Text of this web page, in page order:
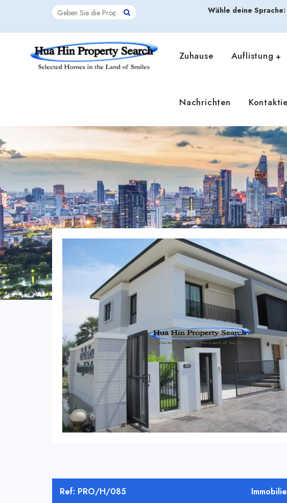
Wähle deine Sprache:
Zuhause Auflistung
Nachrichten
Ref: PRO/H/085